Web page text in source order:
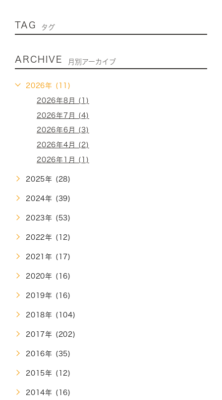
TAG タグ
ARCHIVE 月別アーカイブ
2026年 (11)
2026年8月 (1)
2026年7月 (4)
2026年6月 (3)
2026年4月 (2)
2026年1月 (1)
2025年 (28)
2024年 (39)
2023年 (53)
2022年 (12)
2021年 (17)
2020年 (16)
2019年 (16)
2018年 (104)
2017年 (202)
2016年 (35)
2015年 (12)
2014年 (16)